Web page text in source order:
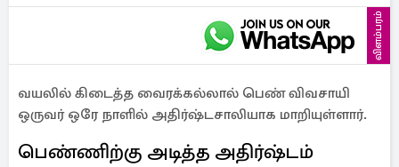
விளம்பரம்
வயலில் கிடைத்த வைரக்கல்லால் பெண் விவசாயி
ஒருவர் ஒரே நாளில் அதிர்ஷ்டசாலியாக மாறியுள்ளார்.
பெண்ணிற்கு அடித்த அதிர்ஷ்டம்